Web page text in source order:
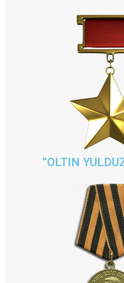
“OLTIN